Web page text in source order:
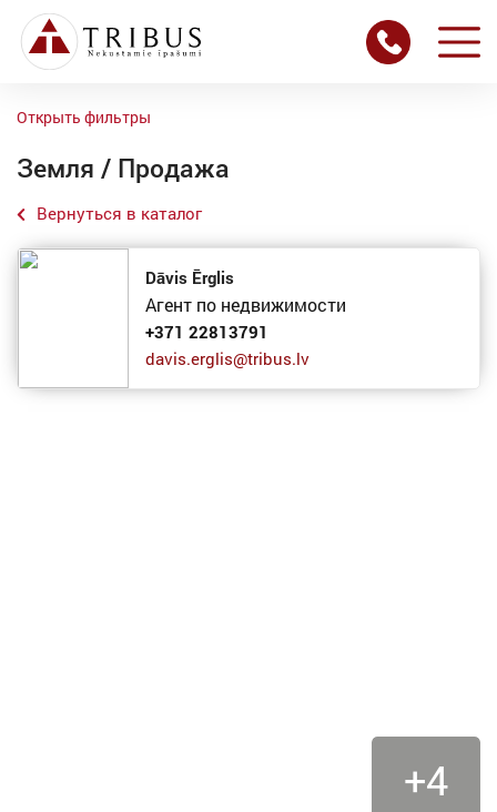
Открыть фильтры
Земля / Продажа
Вернуться в каталог
Dāvis Ērglis
Агент по недвижимости
+371 22813791
davis.erglis@tribus.lv
+4